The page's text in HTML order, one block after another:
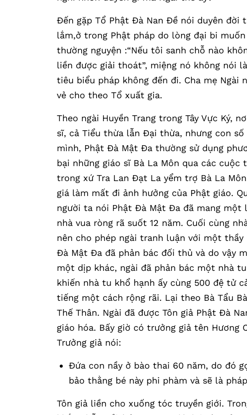
Đến gặp Tổ Phật Đà Nan Đề nói duyên
lắm,ở trong Phật pháp do lòng đại bi
thường nguyện :“Nếu tôi sanh chỗ nào
liền được giải thoát”, miệng nó không nói
tiêu biểu pháp không đến đi. Cha mẹ Ngài
vẻ cho theo Tổ xuất gia.
Theo ngài Huyền Trang trong Tây Vực Ký,
sĩ, cả Tiểu thừa lẫn Đại thừa, nhưng con
mình, Phật Đà Mật Đa thường sử dụng
bại những giáo sĩ Bà La Môn qua các
trong xứ Tra Lan Đạt La yểm trợ Bà La
giá làm mất đi ảnh hưởng của Phật giáo.
người ta nói Phật Đà Mật Đa đã mang
nhà vua ròng rã suốt 12 năm. Cuối cùng
nên cho phép ngài tranh luận với một thầy
Đà Mật Đa đã phản bác đối thủ và do vậy
một dịp khác, ngài đã phản bác một nhà
khiến nhà tu khổ hạnh ấy cùng 500 đệ tử
tiếng một cách rộng rãi. Lại theo Bà Tẩu
Thế Thân. Ngài đã được Tôn giả Phật Đà
giáo hóa. Bấy giờ có trưởng giả tên Hương
Trưởng giả nói:
Đứa con nầy ở bào thai 60 năm, do đó
bảo thằng bé này phi phàm và sẽ là
Tôn giả liền cho xuống tóc truyền giới.